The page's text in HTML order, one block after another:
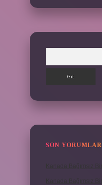
SON YORUMLAR